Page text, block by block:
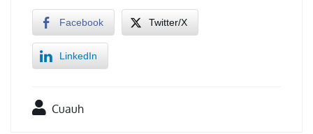
Facebook Twitter/X
LinkedIn
Cuauh